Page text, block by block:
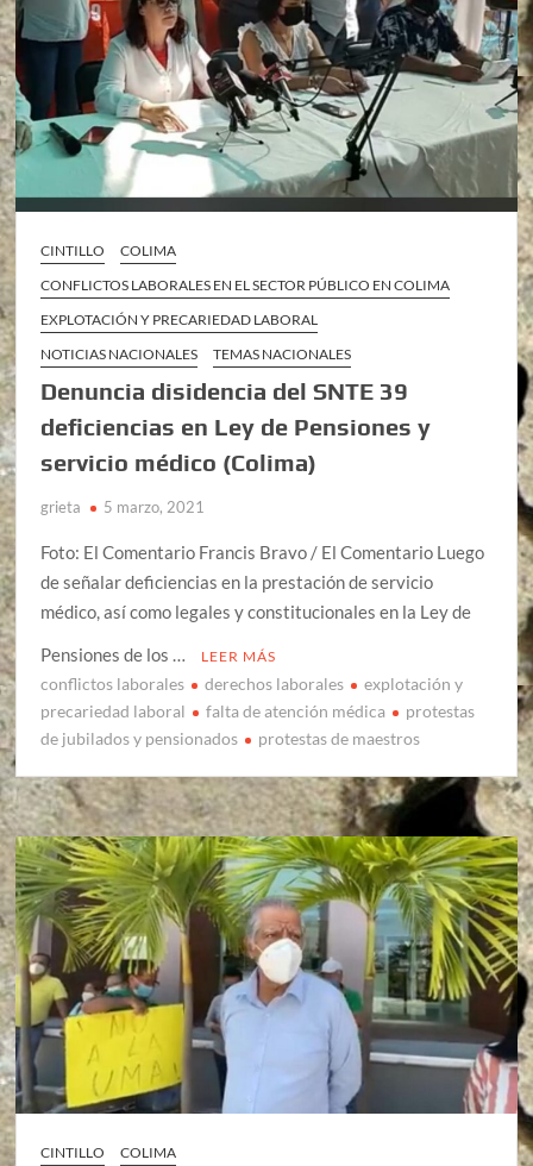
CINTILLO
COLIMA
CONFLICTOS LABORALES EN EL SECTOR PÚBLICO EN COLIMA
EXPLOTACIÓN Y PRECARIEDAD LABORAL
NOTICIAS NACIONALES
TEMAS NACIONALES
Denuncia disidencia del SNTE 39
deficiencias en Ley de Pensiones y
servicio médico (Colima)
grieta 5 marzo, 2021
Foto: El Comentario Francis Bravo / El Comentario Luego
de señalar deficiencias en la prestación de servicio
médico, así como legales y constitucionales en la Ley de
Pensiones de los …
LEER MÁS
conflictos laborales derechos laborales
explotación y
precariedad laboral
falta de atención médica
protestas
de jubilados y pensionados
protestas de maestros
CINTILLO
COLIMA